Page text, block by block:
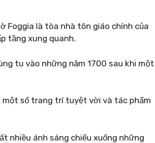
Foggia là tòa nhà tôn giáo chính của
tầng xung quanh.
tu vào những năm 1700 sau khi một
số trang trí tuyệt vời và tác phẩm
nhiều ánh sáng chiếu xuống những